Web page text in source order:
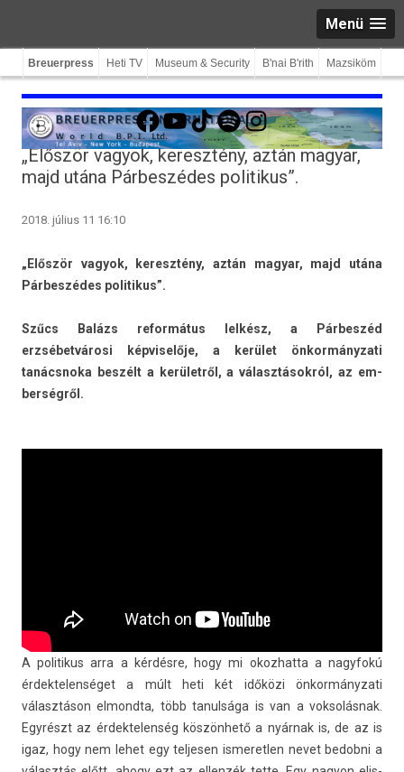
Menü
Breuerpress Heti TV Museum & Security B'nai B'rith Mazsiköm
Facebook
YouTube
TikTokSpotifyInstagram
„Először vagyok, keresztény, aztán magyar,
majd utána Párbeszédes politikus”.
2018. július 11 16:10
„Először vagyok, keresztény, aztán magyar, majd utána
Párbeszédes politikus”.
Szűcs Balázs re­for­mátus lelkész, a Párbeszéd
erzsébetvárosi kép­viselője, a kerület önkor­mányzati
tanácsnoka beszélt a kerületről, a választásokról, az em­
ber­ségről.
A politikus arra a kérdésre, hogy mi okoz­hatta a nagyfokú
érdek­telen­séget a múlt heti két időközi önkor­mányzati
választáson el­mondta, több tanul­sága is van a vok­solás­nak.
Egyrészt az érdek­telen­ség köszönhető a nyárnak is, de az is
igaz, hogy nem lehet egy tel­jes­en is­meretl­en nevet be­dob­ni a